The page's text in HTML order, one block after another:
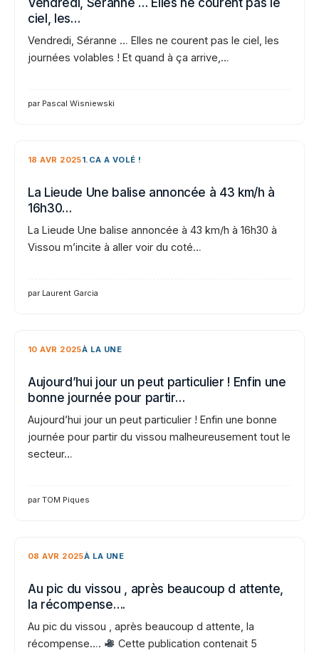
ciel, les…
Vendredi, Séranne … Elles ne courent pas le ciel, les
journées volables ! Et quand à ça arrive,…
par Pascal Wisniewski
18 AVR 20251.CA A VOLÉ !
La Lieude Une balise annoncée à 43 km/h à
16h30…
La Lieude Une balise annoncée à 43 km/h à 16h30 à
Vissou m’incite à aller voir du coté…
par Laurent Garcia
10 AVR 2025À LA UNE
Aujourd’hui jour un peut particulier ! Enfin une
bonne journée pour partir…
Aujourd’hui jour un peut particulier ! Enfin une bonne
journée pour partir du vissou malheureusement tout le
secteur…
par TOM Piques
08 AVR 2025À LA UNE
Au pic du vissou , après beaucoup d attente,
la récompense….
Au pic du vissou , après beaucoup d attente, la
récompense….
Cette publication contenait 5